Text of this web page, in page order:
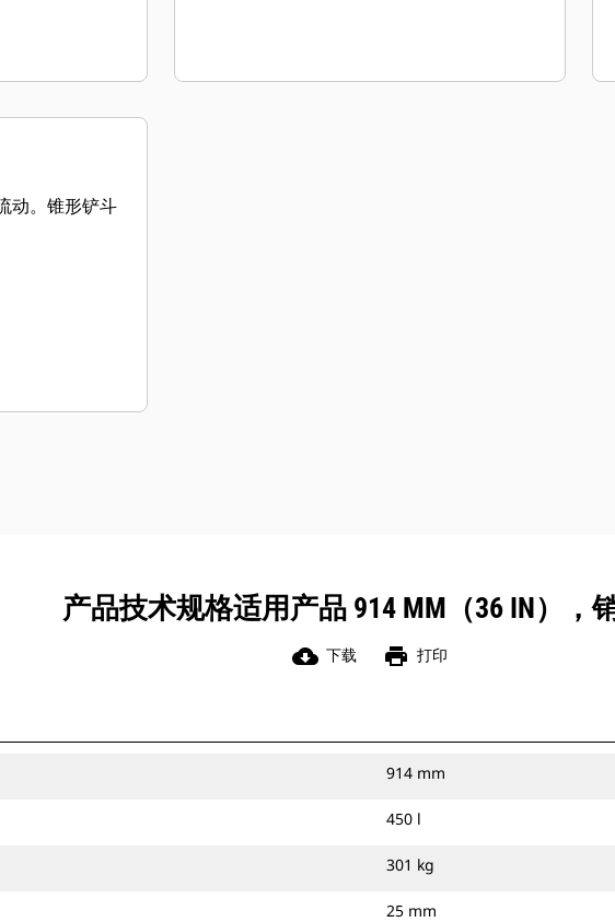
动。锥形铲斗
产品技术规格适用产品 914 MM（36 IN），
cloud_download 下载 print 打印
914 mm
450 l
301 kg
25 mm